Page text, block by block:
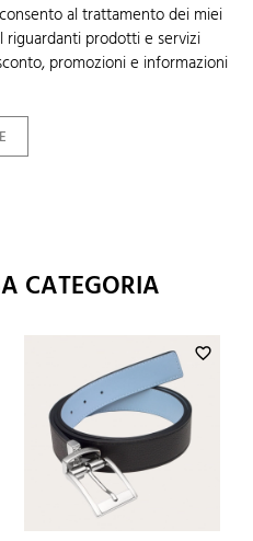
al trattamento dei miei
riguardanti prodotti e servizi
promozioni e informazioni
CATEGORIA
favorite_border